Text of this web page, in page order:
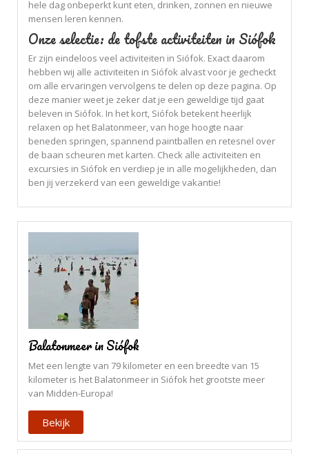
hele dag onbeperkt kunt eten, drinken, zonnen en nieuwe
mensen leren kennen.
Onze selectie: de tofste activiteiten in Siófok
Er zijn eindeloos veel activiteiten in Siófok. Exact daarom
hebben wij alle activiteiten in Siófok alvast voor je gecheckt
om alle ervaringen vervolgens te delen op deze pagina. Op
deze manier weet je zeker dat je een geweldige tijd gaat
beleven in Siófok. In het kort, Siófok betekent heerlijk
relaxen op het Balatonmeer, van hoge hoogte naar
beneden springen, spannend paintballen en retesnel over
de baan scheuren met karten. Check alle activiteiten en
excursies in Siófok en verdiep je in alle mogelijkheden, dan
ben jij verzekerd van een geweldige vakantie!
Balatonmeer in Siófok
Met een lengte van 79 kilometer en een breedte van 15
kilometer is het Balatonmeer in Siófok het grootste meer
van Midden-Europa!
Bekijk